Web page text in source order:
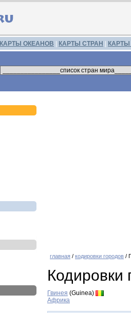
КАРТЫ ОКЕАНОВ КАРТЫ СТРАН
главная / кодировки городов /
Кодировки
Гвинея (Guinea)
Африка